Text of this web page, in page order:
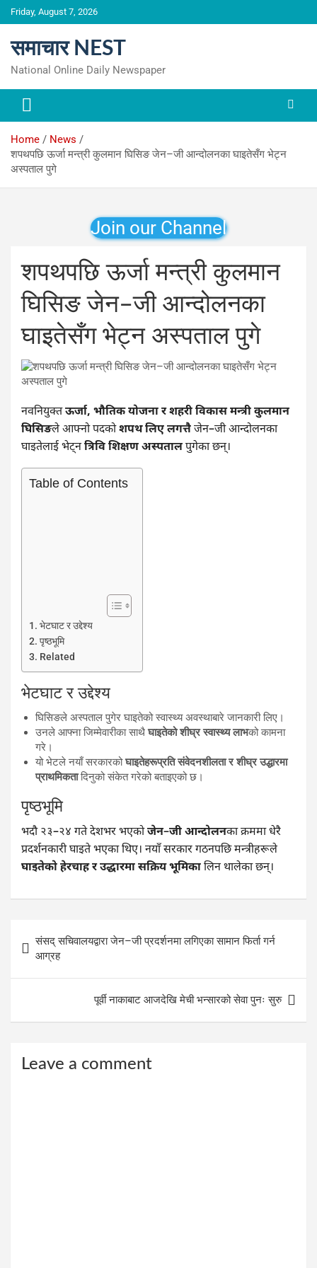
Skip
to
Friday, August 7, 2026
समाचार NEST
National Online Daily Newspaper
Home
News
शपथपछि ऊर्जा मन्त्री कुलमान घिसिङ जेन–जी आन्दोलनका घाइतेसँग भेट्न
अस्पताल पुगे
Join our Channel
शपथपछि ऊर्जा मन्त्री कुलमान
घिसिङ जेन–जी आन्दोलनका
घाइतेसँग भेट्न अस्पताल पुगे
नवनियुक्तऊर्जा, भौतिक योजना र शहरी विकास मन्त्री कुलमान
घिसिङले आफ्नो पदकोशपथ लिए लगत्तैजेन–जी आन्दोलनका
घाइतेलाई भेट्नत्रिवि शिक्षण अस्पतालपुगेका छन्।
Table of Contents
भेटघाट र उद्देश्य
पृष्ठभूमि
Related
भेटघाट र उद्देश्य
घिसिङले अस्पताल पुगेर घाइतेको स्वास्थ्य अवस्थाबारे जानकारी लिए।
उनले आफ्ना जिम्मेवारीका साथैघाइतेको शीघ्र स्वास्थ्य लाभको कामना
गरे।
यो भेटले नयाँ सरकारकोघाइतेहरूप्रति संवेदनशीलता र शीघ्र उद्धारमा
प्राथमिकतादिनुको संकेत गरेको बताइएको छ।
पृष्ठभूमि
भदौ २३–२४ गते देशभर भएकोजेन–जी आन्दोलनका क्रममा धेरै
प्रदर्शनकारी घाइते भएका थिए। नयाँ सरकार गठनपछि मन्त्रीहरूले
घाइतेको हेरचाह र उद्धारमा सक्रिय भूमिकालिन थालेका छन्।
navigation
संसद् सचिवालयद्वारा जेन–जी प्रदर्शनमा लगिएका सामान फिर्ता गर्न
आग्रह
पूर्वी नाकाबाट आजदेखि मेची भन्सारको सेवा पुनः सुरु
Leave a comment